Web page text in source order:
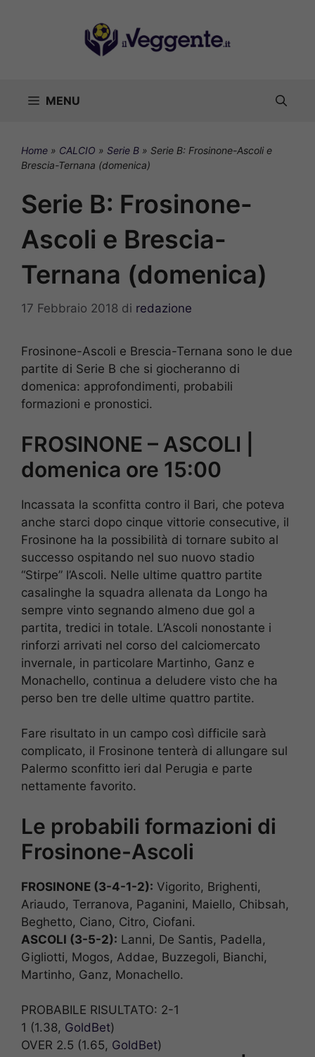
MENU
Home » CALCIO » Serie B » Serie B: Frosinone-Ascoli e
Brescia-Ternana (domenica)
Serie B: Frosinone-
Ascoli e Brescia-
Ternana (domenica)
17 Febbraio 2018 di redazione
Frosinone-Ascoli e Brescia-Ternana sono le due
partite di Serie B che si giocheranno di
domenica: approfondimenti, probabili
formazioni e pronostici.
FROSINONE – ASCOLI |
domenica ore 15:00
Incassata la sconfitta contro il Bari, che poteva
anche starci dopo cinque vittorie consecutive, il
Frosinone ha la possibilità di tornare subito al
successo ospitando nel suo nuovo stadio
“Stirpe” l’Ascoli. Nelle ultime quattro partite
casalinghe la squadra allenata da Longo ha
sempre vinto segnando almeno due gol a
partita, tredici in totale. L’Ascoli nonostante i
rinforzi arrivati nel corso del calciomercato
invernale, in particolare Martinho, Ganz e
Monachello, continua a deludere visto che ha
perso ben tre delle ultime quattro partite.
Fare risultato in un campo così difficile sarà
complicato, il Frosinone tenterà di allungare sul
Palermo sconfitto ieri dal Perugia e parte
nettamente favorito.
Le probabili formazioni di
Frosinone-Ascoli
FROSINONE (3-4-1-2): Vigorito, Brighenti,
Ariaudo, Terranova, Paganini, Maiello, Chibsah,
Beghetto, Ciano, Citro, Ciofani.
ASCOLI (3-5-2): Lanni, De Santis, Padella,
Gigliotti, Mogos, Addae, Buzzegoli, Bianchi,
Martinho, Ganz, Monachello.
PROBABILE RISULTATO: 2-1
1 (1.38, GoldBet)
OVER 2.5 (1.65, GoldBet)